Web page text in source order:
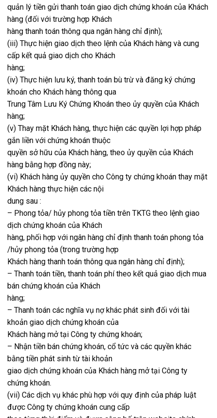
quản lý tiền gửi thanh toán giao dịch chứng khoán của Khách
hàng (đối với trường hợp Khách
hàng thanh toán thông qua ngân hàng chỉ định);
(iii) Thực hiện giao dịch theo lệnh của Khách hàng và cung
cấp kết quả giao dịch cho Khách
hàng;
(iv) Thực hiện lưu ký, thanh toán bù trừ và đăng ký chứng
khoán cho Khách hàng thông qua
Trung Tâm Lưu Ký Chứng Khoán theo ủy quyền của Khách
hàng;
(v) Thay mặt Khách hàng, thực hiện các quyền lợi hợp pháp
gắn liền với chứng khoán thuộc
quyền sở hữu của Khách hàng, theo ủy quyền của Khách
hàng bằng hợp đồng này;
(vi) Khách hàng ủy quyền cho Công ty chứng khoán thay mặt
Khách hàng thực hiện các nội
dung sau :
– Phong tỏa/ hủy phong tỏa tiền trên TKTG theo lệnh giao
dịch chứng khoán của Khách
hàng, phối hợp với ngân hàng chỉ định thanh toán phong tỏa
/hủy phong tỏa (trong trường hợp
Khách hàng thanh toán thông qua ngân hàng chỉ định);
– Thanh toán tiền, thanh toán phí theo kết quả giao dịch mua
bán chứng khoán của Khách
hàng;
– Thanh toán các nghĩa vụ nợ khác phát sinh đối với tài
khoản giao dịch chứng khoán của
Khách hàng mở tại Công ty chứng khoán;
– Nhận tiền bán chứng khoán, cổ tức và các quyền khác
bằng tiền phát sinh từ tài khoản
giao dịch chứng khoán của Khách hàng mở tại Công ty
chứng khoán.
(vii) Các dịch vụ khác phù hợp với quy định của pháp luật
được Công ty chứng khoán cung cấp